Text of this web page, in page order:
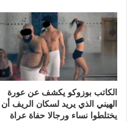
الكاتب بوزوكو يكشف عن عورة
الهيني الذي يريد لسكان الريف أن
يختلطوا نساء ورجالا حفاة عراة